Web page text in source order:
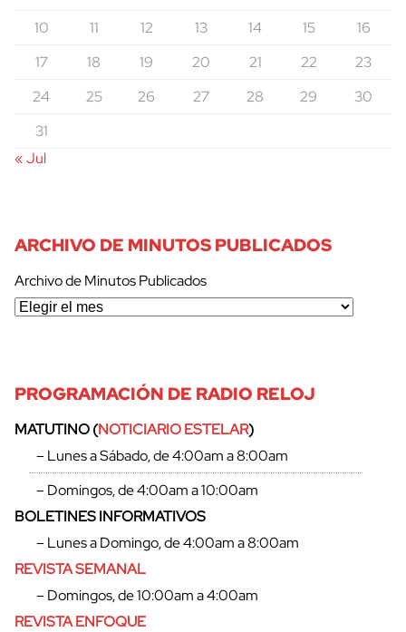
10
11 12 13 14 15
16
17
18 19 20 21 22
23
24
25 26 27 28 29
30
31
« Jul
ARCHIVO DE MINUTOS PUBLICADOS
Archivo de Minutos Publicados
PROGRAMACIÓN DE RADIO RELOJ
MATUTINO (NOTICIARIO ESTELAR)
– Lunes a Sábado, de 4:00am a 8:00am
– Domingos, de 4:00am a 10:00am
BOLETINES INFORMATIVOS
– Lunes a Domingo, de 4:00am a 8:00am
REVISTA SEMANAL
– Domingos, de 10:00am a 4:00am
REVISTA ENFOQUE